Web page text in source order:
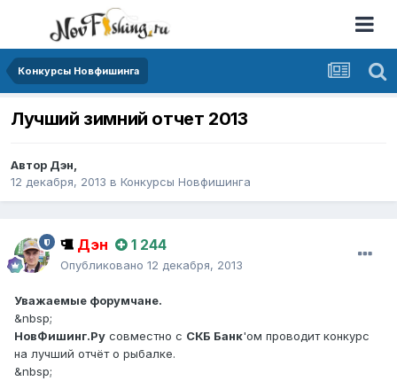
Конкурсы Новфишинга
Лучший зимний отчет 2013
Автор Дэн,
12 декабря, 2013 в Конкурсы Новфишинга
Дэн 1 244
Опубликовано 12 декабря, 2013
Уважаемые форумчане.
&nbsp;
НовФишинг.Ру совместно с СКБ Банк'ом проводит конкурс
на лучший отчёт о рыбалке.
&nbsp;